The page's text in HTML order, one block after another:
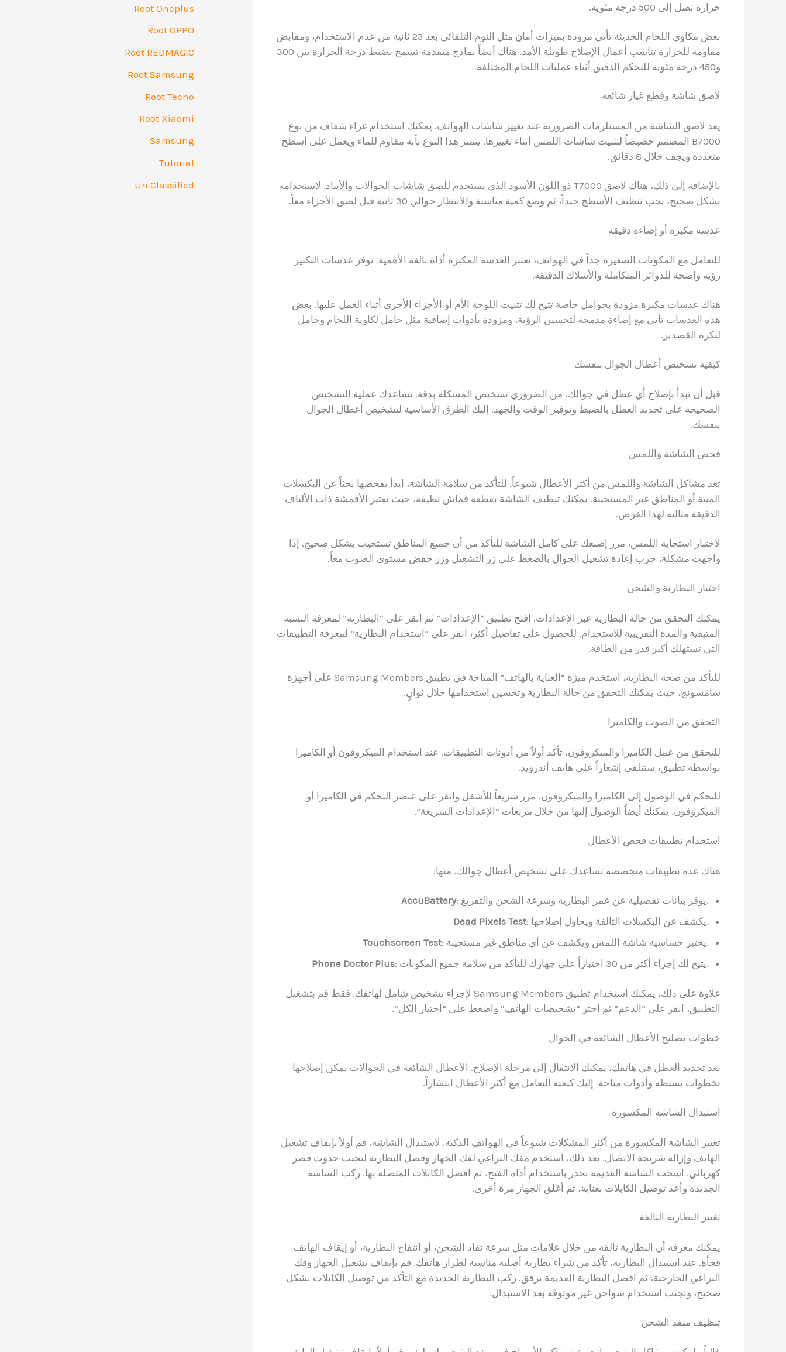
حرارة تصل إلى 500 درجة مئوية.
بعض مكاوي اللحام الحديثة تأتي مزودة بميزات أمان مثل النوم التلقائي بعد 25 ثانية من عدم الاستخدام، ومقابض
مقاومة للحرارة تناسب أعمال الإصلاح طويلة الأمد. هناك أيضاً نماذج متقدمة تسمح بضبط درجة الحرارة بين 300
و450 درجة مئوية للتحكم الدقيق أثناء عمليات اللحام المختلفة.
لاصق شاشة وقطع غيار شائعة
يعد لاصق الشاشة من المستلزمات الضرورية عند تغيير شاشات الهواتف. يمكنك استخدام غراء شفاف من نوع
B7000 المصمم خصيصاً لتثبيت شاشات اللمس أثناء تغييرها. يتميز هذا النوع بأنه مقاوم للماء ويعمل على أسطح
متعددة ويجف خلال 8 دقائق.
بالإضافة إلى ذلك، هناك لاصق T7000 ذو اللون الأسود الذي يستخدم للصق شاشات الجوالات والأيباد. لاستخدامه
بشكل صحيح، يجب تنظيف الأسطح جيداً، ثم وضع كمية مناسبة والانتظار حوالي 30 ثانية قبل لصق الأجزاء معاً.
عدسة مكبرة أو إضاءة دقيقة
للتعامل مع المكونات الصغيرة جداً في الهواتف، تعتبر العدسة المكبرة أداة بالغة الأهمية. توفر عدسات التكبير
رؤية واضحة للدوائر المتكاملة والأسلاك الدقيقة.
هناك عدسات مكبرة مزودة بحوامل خاصة تتيح لك تثبيت اللوحة الأم أو الأجزاء الأخرى أثناء العمل عليها. بعض
هذه العدسات تأتي مع إضاءة مدمجة لتحسين الرؤية، ومزودة بأدوات إضافية مثل حامل لكاوية اللحام وحامل
لبكرة القصدير.
كيفية تشخيص أعطال الجوال بنفسك
قبل أن تبدأ بإصلاح أي عطل في جوالك، من الضروري تشخيص المشكلة بدقة. تساعدك عملية التشخيص
الصحيحة على تحديد العطل بالضبط وتوفير الوقت والجهد. إليك الطرق الأساسية لتشخيص أعطال الجوال
بنفسك.
فحص الشاشة واللمس
تعد مشاكل الشاشة واللمس من أكثر الأعطال شيوعاً. للتأكد من سلامة الشاشة، ابدأ بفحصها بحثاً عن البكسلات
الميتة أو المناطق غير المستجيبة. يمكنك تنظيف الشاشة بقطعة قماش نظيفة، حيث تعتبر الأقمشة ذات الألياف
الدقيقة مثالية لهذا الغرض.
لاختبار استجابة اللمس، مرر إصبعك على كامل الشاشة للتأكد من أن جميع المناطق تستجيب بشكل صحيح. إذا
واجهت مشكلة، جرب إعادة تشغيل الجوال بالضغط على زر التشغيل وزر خفض مستوى الصوت معاً.
اختبار البطارية والشحن
يمكنك التحقق من حالة البطارية عبر الإعدادات. افتح تطبيق “الإعدادات” ثم انقر على “البطارية” لمعرفة النسبة
المتبقية والمدة التقريبية للاستخدام. للحصول على تفاصيل أكثر، انقر على “استخدام البطارية” لمعرفة التطبيقات
التي تستهلك أكبر قدر من الطاقة.
للتأكد من صحة البطارية، استخدم ميزة “العناية بالهاتف” المتاحة في تطبيق Samsung Members على أجهزة
سامسونج، حيث يمكنك التحقق من حالة البطارية وتحسين استخدامها خلال ثوانٍ.
التحقق من الصوت والكاميرا
للتحقق من عمل الكاميرا والميكروفون، تأكد أولاً من أذونات التطبيقات. عند استخدام الميكروفون أو الكاميرا
بواسطة تطبيق، ستتلقى إشعاراً على هاتف أندرويد.
للتحكم في الوصول إلى الكاميرا والميكروفون، مرر سريعاً للأسفل وانقر على عنصر التحكم في الكاميرا أو
الميكروفون. يمكنك أيضاً الوصول إليها من خلال مربعات “الإعدادات السريعة”.
استخدام تطبيقات فحص الأعطال
هناك عدة تطبيقات متخصصة تساعدك على تشخيص أعطال جوالك، منها:
AccuBattery
: يوفر بيانات تفصيلية عن عمر البطارية وسرعة الشحن والتفريغ.
Dead Pixels Test
: يكشف عن البكسلات التالفة ويحاول إصلاحها.
Touchscreen Test
: يختبر حساسية شاشة اللمس ويكشف عن أي مناطق غير مستجيبة.
Phone Doctor Plus
: يتيح لك إجراء أكثر من 30 اختباراً على جهازك للتأكد من سلامة جميع المكونات.
علاوة على ذلك، يمكنك استخدام تطبيق Samsung Members لإجراء تشخيص شامل لهاتفك. فقط قم بتشغيل
التطبيق، انقر على “الدعم” ثم اختر “تشخيصات الهاتف” واضغط على “اختبار الكل”.
خطوات تصليح الأعطال الشائعة في الجوال
بعد تحديد العطل في هاتفك، يمكنك الانتقال إلى مرحلة الإصلاح. الأعطال الشائعة في الجوالات يمكن إصلاحها
بخطوات بسيطة وأدوات متاحة. إليك كيفية التعامل مع أكثر الأعطال انتشاراً.
استبدال الشاشة المكسورة
تعتبر الشاشة المكسورة من أكثر المشكلات شيوعاً في الهواتف الذكية. لاستبدال الشاشة، قم أولاً بإيقاف تشغيل
الهاتف وإزالة شريحة الاتصال. بعد ذلك، استخدم مفك البراغي لفك الجهاز وفصل البطارية لتجنب حدوث قصر
كهربائي. اسحب الشاشة القديمة بحذر باستخدام أداة الفتح، ثم افصل الكابلات المتصلة بها. ركب الشاشة
الجديدة وأعد توصيل الكابلات بعناية، ثم أغلق الجهاز مرة أخرى.
تغيير البطارية التالفة
يمكنك معرفة أن البطارية تالفة من خلال علامات مثل سرعة نفاد الشحن، أو انتفاخ البطارية، أو إيقاف الهاتف
فجأة. عند استبدال البطارية، تأكد من شراء بطارية أصلية مناسبة لطراز هاتفك. قم بإيقاف تشغيل الجهاز وفك
البراغي الخارجية، ثم افصل البطارية القديمة برفق. ركب البطارية الجديدة مع التأكد من توصيل الكابلات بشكل
صحيح، وتجنب استخدام شواحن غير موثوقة بعد الاستبدال.
تنظيف منفذ الشحن
Root Oneplus
Root OPPO
Root REDMAGIC
Root Samsung
Root Tecno
Root Xiaomi
Samsung
Tutorial
Un Classified